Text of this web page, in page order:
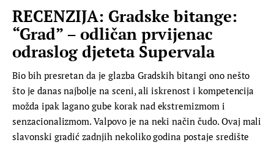
RECENZIJA: Gradske bitange:
“Grad” – odličan prvijenac
odraslog djeteta Supervala
Bio bih presretan da je glazba Gradskih bitangi ono nešto
što je danas najbolje na sceni, ali iskrenost i kompetencija
možda ipak lagano gube korak nad ekstremizmom i
senzacionalizmom. Valpovo je na neki način čudo. Ovaj mali
slavonski gradić zadnjih nekoliko godina postaje središte